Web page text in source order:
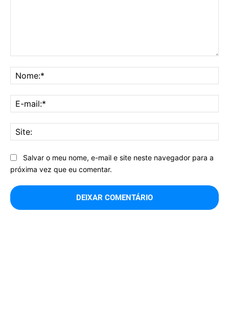
Salvar o meu nome, e-mail e site neste navegador para a
próxima vez que eu comentar.